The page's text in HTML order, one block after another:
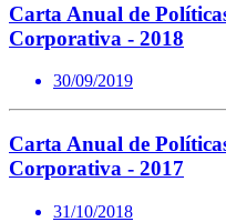
Carta Anual de
Corporativa - 2018
30/09/2019
Carta Anual de
Corporativa - 2017
31/10/2018